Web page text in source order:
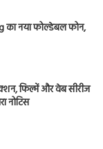
का नया फोल्डेबल फोन,
फिल्में और वेब सीरीज
नोटिस